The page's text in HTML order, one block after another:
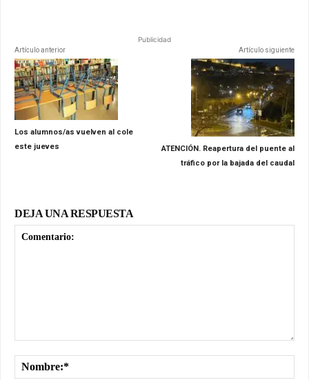
Publicidad
Artículo anterior
Los alumnos/as vuelven al cole
este jueves
Artículo siguiente
ATENCIÓN. Reapertura del puente al
tráfico por la bajada del caudal
DEJA UNA RESPUESTA